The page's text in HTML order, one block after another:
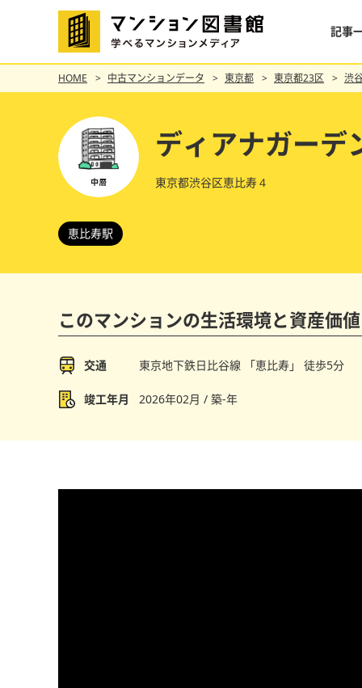
記事
HOME 中古マンションデータ 東京都 東京都23区 渋
ディアナガーデ
東京都渋谷区恵比寿４
恵比寿駅
このマンションの生活環境と資産価
交通 東京地下鉄日比谷線 「恵比寿」 徒歩5分
竣工年月 2026年02月 / 築-年